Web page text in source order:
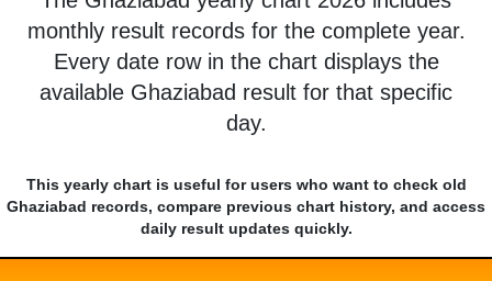
monthly result records for the complete year.
Every date row in the chart displays the
available Ghaziabad result for that specific
day.
This yearly chart is useful for users who want to check old
Ghaziabad records, compare previous chart history, and access
daily result updates quickly.